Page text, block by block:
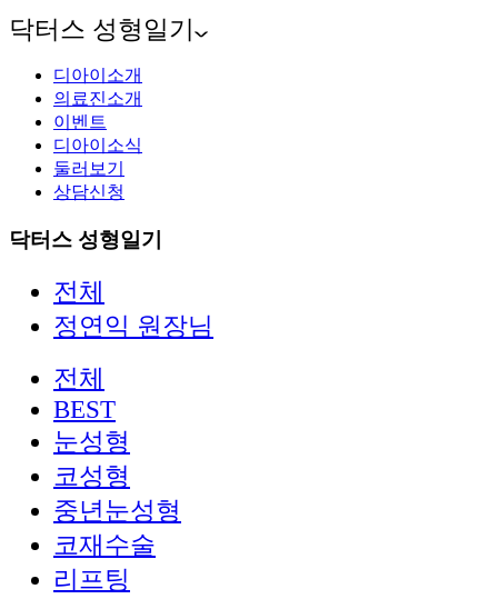
닥터스 성형일기
디아이소개
의료진소개
이벤트
디아이소식
둘러보기
상담신청
닥터스 성형일기
전체
정연익 원장님
전체
BEST
눈성형
코성형
중년눈성형
코재수술
리프팅